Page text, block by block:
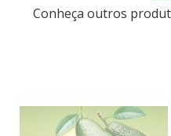
Conheça outros